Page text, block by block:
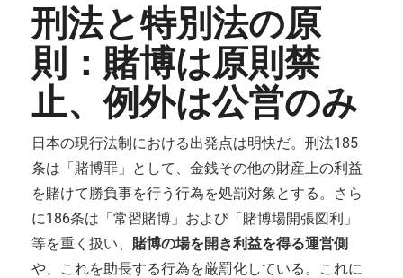
刑法と特別法の原
則：賭博は原則禁
止、例外は公営のみ
日本の現行法制における出発点は明快だ。刑法185
条は「賭博罪」として、金銭その他の財産上の利益
を賭けて勝負事を行う行為を処罰対象とする。さら
に186条は「常習賭博」および「賭博場開張図利」
等を重く扱い、 賭博の場を開き利益を得る運営側
や、これを助長する行為を厳罰化している。これに